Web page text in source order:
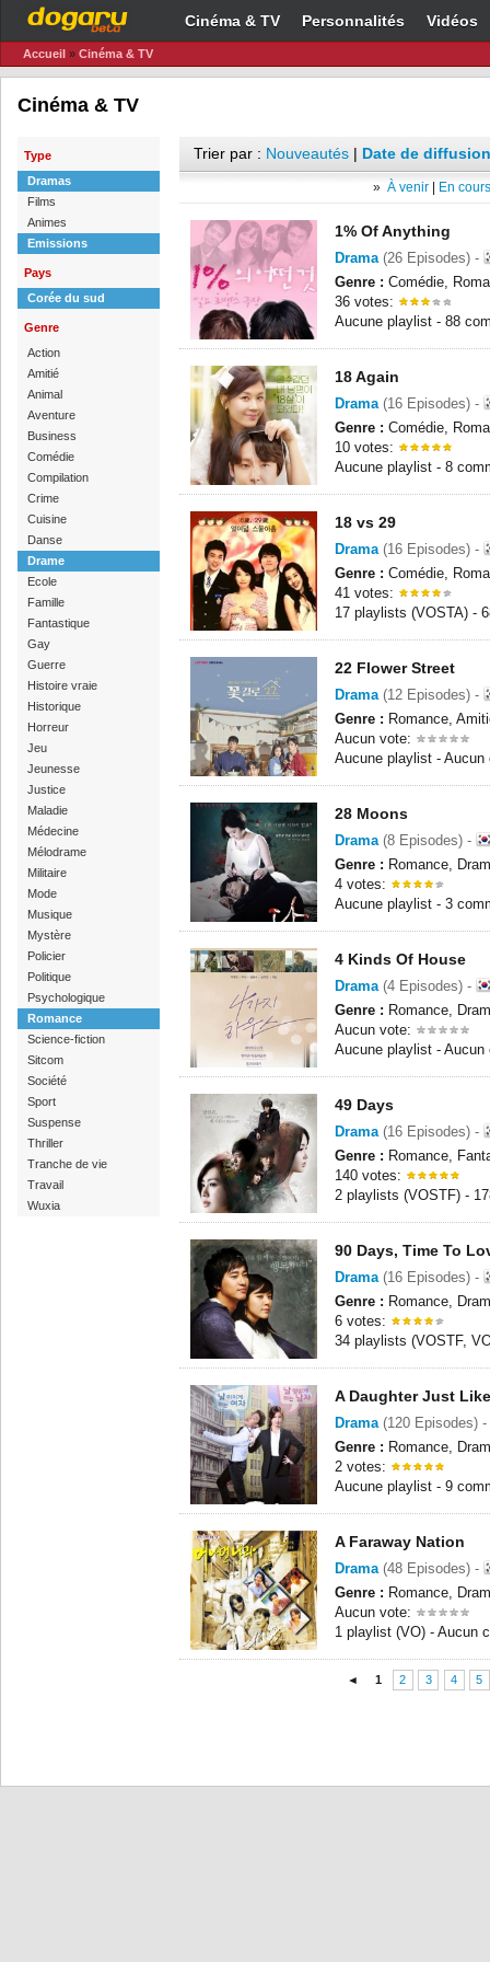
Cinéma & TV Personnalités Vidéos
Accueil » Cinéma & TV
Cinéma & TV
Type
Dramas
Films
Animes
Emissions
Pays
Corée du sud
Genre
Action
Amitié
Animal
Aventure
Business
Comédie
Compilation
Crime
Cuisine
Danse
Drame
Ecole
Famille
Fantastique
Gay
Guerre
Histoire vraie
Historique
Horreur
Jeu
Jeunesse
Justice
Maladie
Médecine
Mélodrame
Militaire
Mode
Musique
Mystère
Policier
Politique
Psychologique
Romance
Science-fiction
Sitcom
Société
Sport
Suspense
Thriller
Tranche de vie
Travail
Wuxia
Trier par : Nouveautés | Date de
» À venir En
1% Of Anything
Drama(26 Episodes) -
Genre : Comédie,
36 votes:
Aucune playlist - 88
18 Again
Drama(16 Episodes) -
Genre : Comédie,
10 votes:
Aucune playlist - 8
18 vs 29
Drama(16 Episodes) -
Genre : Comédie,
41 votes:
17 playlists (VOSTA) -
22 Flower Street
Drama(12 Episodes) -
Genre : Romance,
Aucun vote:
Aucune playlist - Aucun
28 Moons
Drama(8 Episodes) -
Genre : Romance,
4 votes:
Aucune playlist - 3
4 Kinds Of House
Drama(4 Episodes) -
Genre : Romance,
Aucun vote:
Aucune playlist - Aucun
49 Days
Drama(16 Episodes) -
Genre : Romance,
140 votes:
2 playlists (VOSTF) -
90 Days, Time To
Drama(16 Episodes) -
Genre : Romance,
6 votes:
34 playlists (VOSTF,
A Daughter Just
Drama(120 Episodes) -
Genre : Romance,
2 votes:
Aucune playlist - 9
A Faraway Nation
Drama(48 Episodes) -
Genre : Romance,
Aucun vote:
1 playlist (VO) - Aucun
◄ 1 2 3 4 5